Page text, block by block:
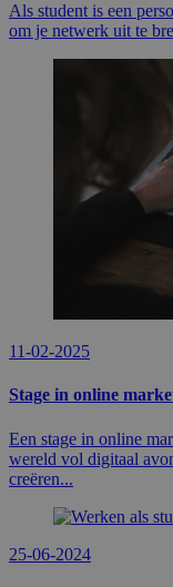
Als student is een
om je netwerk uit te
11-02-2025
Stage in online
Een stage in online
wereld vol digitaal
creëren...
25-06-2024